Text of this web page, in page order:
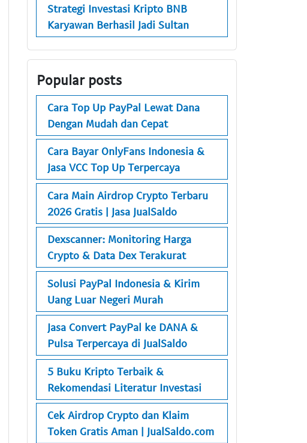
Strategi Investasi Kripto BNB
Karyawan Berhasil Jadi Sultan
Popular posts
Cara Top Up PayPal Lewat Dana
Dengan Mudah dan Cepat
Cara Bayar OnlyFans Indonesia &
Jasa VCC Top Up Terpercaya
Cara Main Airdrop Crypto Terbaru
2026 Gratis | Jasa JualSaldo
Dexscanner: Monitoring Harga
Crypto & Data Dex Terakurat
Solusi PayPal Indonesia & Kirim
Uang Luar Negeri Murah
Jasa Convert PayPal ke DANA &
Pulsa Terpercaya di JualSaldo
5 Buku Kripto Terbaik &
Rekomendasi Literatur Investasi
Cek Airdrop Crypto dan Klaim
Token Gratis Aman | JualSaldo.com